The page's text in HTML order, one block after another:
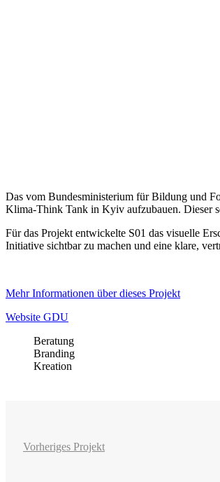
Das vom Bundesministerium für Bildung und
Klima-Think Tank in Kyiv aufzubauen. Dieser
Für das Projekt entwickelte S01 das visuelle
Initiative sichtbar zu machen und eine klare,
Mehr Informationen über dieses Projekt
Website GDU
Beratung
Branding
Kreation
Vorheriges Projekt